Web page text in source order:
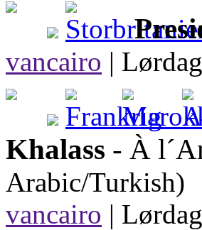
vancairo |
Khalass - À
Arabic/Turkish)
vancairo |